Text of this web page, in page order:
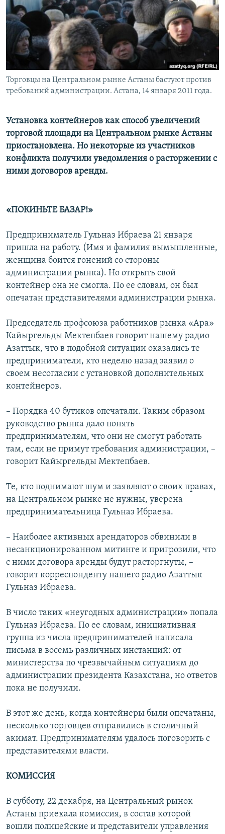
Торговцы на Центральном рынке Астаны бастуют против
требований администрации. Астана, 14 января 2011 года.
Установка контейнеров как способ увеличений
торговой площади на Центральном рынке Астаны
приостановлена. Но некоторые из участников
конфликта получили уведомления о расторжении с
ними договоров аренды.
«ПОКИНЬТЕ БАЗАР!»
Предприниматель Гульназ Ибраева 21 января
пришла на работу. (Имя и фамилия вымышленные,
женщина боится гонений со стороны
администрации рынка). Но открыть свой
контейнер она не смогла. По ее словам, он был
опечатан представителями администрации рынка.
Председатель профсоюза работников рынка «Ара»
Кайыргельды Мектепбаев говорит нашему радио
Азаттык, что в подобной ситуации оказались те
предприниматели, кто неделю назад заявил о
своем несогласии с установкой дополнительных
контейнеров.
– Порядка 40 бутиков опечатали. Таким образом
руководство рынка дало понять
предпринимателям, что они не смогут работать
там, если не примут требования администрации, –
говорит Кайыргельды Мектепбаев.
Те, кто поднимают шум и заявляют о своих правах,
на Центральном рынке не нужны, уверена
предпринимательница Гульназ Ибраева.
– Наиболее активных арендаторов обвинили в
несанкционированном митинге и пригрозили, что
с ними договора аренды будут расторгнуты, –
говорит корреспонденту нашего радио Азаттык
Гульназ Ибраева.
В число таких «неугодных администрации» попала
Гульназ Ибраева. По ее словам, инициативная
группа из числа предпринимателей написала
письма в восемь различных инстанций: от
министерства по чрезвычайным ситуациям до
администрации президента Казахстана, но ответов
пока не получили.
В этот же день, когда контейнеры были опечатаны,
несколько торговцев отправились в столичный
акимат. Предпринимателям удалось поговорить с
представителями власти.
КОМИССИЯ
В субботу, 22 декабря, на Центральный рынок
Астаны приехала комиссия, в состав которой
вошли полицейские и представители управления